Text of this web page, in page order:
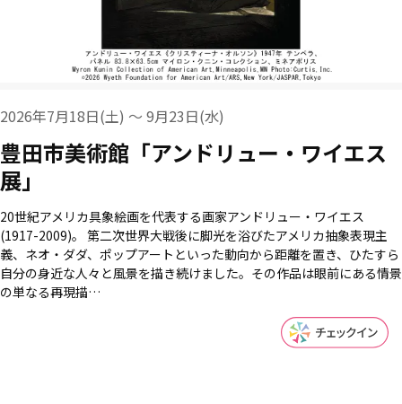
2026年7月18日(土) ～ 9月23日(水)
豊田市美術館「アンドリュー・ワイエス
展」
20世紀アメリカ具象絵画を代表する画家アンドリュー・ワイエス
(1917-2009)。 第二次世界大戦後に脚光を浴びたアメリカ抽象表現主
義、ネオ・ダダ、ポップアートといった動向から距離を置き、ひたすら
自分の身近な人々と風景を描き続けました。その作品は眼前にある情景
の単なる再現描…